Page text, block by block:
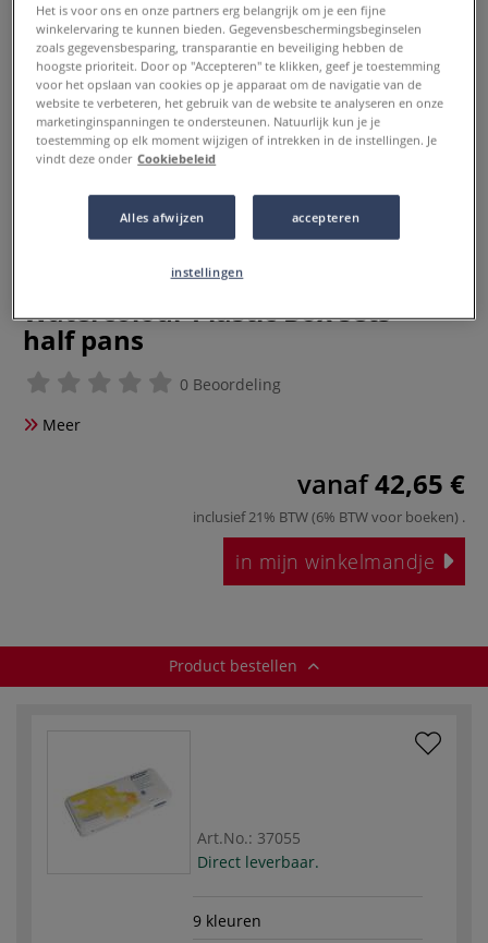
Schmincke | AKADEMIE®
Watercolour Plastic Box sets —
half pans
0 Beoordeling
Meer
vanaf42,65 €
inclusief 21% BTW (6% BTW voor boeken) .
in mijn winkelmandje
Product bestellen
Art.No.: 37055
Direct leverbaar.
9 kleuren
Het is voor ons en onze partners erg belangrijk om je een fijne
winkelervaring te kunnen bieden. Gegevensbeschermingsbeginselen
zoals gegevensbesparing, transparantie en beveiliging hebben de
hoogste prioriteit. Door op "Accepteren" te klikken, geef je toestemming
voor het opslaan van cookies op je apparaat om de navigatie van de
website te verbeteren, het gebruik van de website te analyseren en onze
marketinginspanningen te ondersteunen. Natuurlijk kun je je
toestemming op elk moment wijzigen of intrekken in de instellingen. Je
vindt deze onder Cookiebeleid
Alles afwijzen accepteren
instellingen